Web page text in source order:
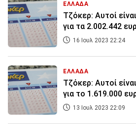
ΕΛΛΑΔΑ
Τζόκερ: Αυτοί
για τα 2.002.442
16 Ιουλ 2023 22:24
ΕΛΛΑΔΑ
Τζόκερ: Αυτοί
για τo 1.619.000
13 Ιουλ 2023 22:09